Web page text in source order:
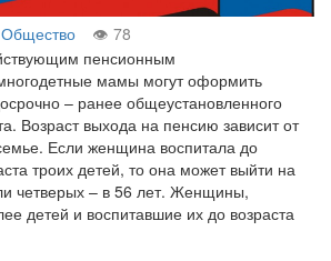
Общество
78
пенсионным
мамы могут оформить
– ранее общеустановленного
Возраст выхода на пенсию зависит от
Если женщина воспитала до
троих детей, то она может выйти на
четверых – в 56 лет. Женщины,
детей и воспитавшие их до возраста